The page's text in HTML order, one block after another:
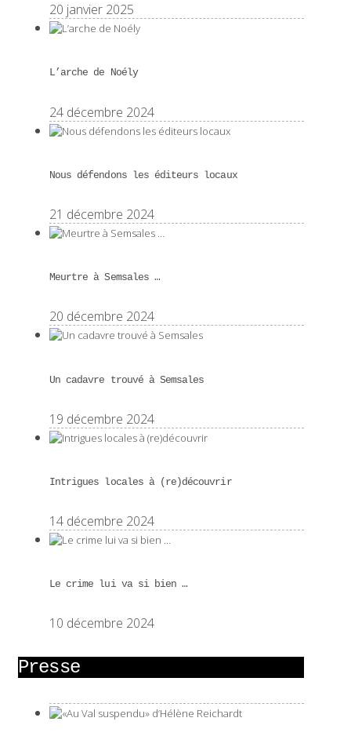
20 janvier 2025
L’arche de Noély
24 décembre 2024
Nous défendons les éditeurs locaux
21 décembre 2024
Meurtre à Semsales …
20 décembre 2024
Un cadavre trouvé à Semsales
19 décembre 2024
Intrigues locales à (re)découvrir
14 décembre 2024
Le crime lui va si bien …
10 décembre 2024
Presse